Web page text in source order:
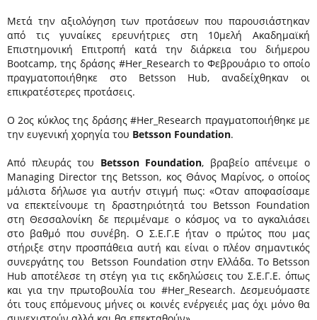
Μετά την αξιολόγηση των προτάσεων που παρουσιάστηκαν
από τις γυναίκες ερευνήτριες στη 10μελή Ακαδημαϊκή
Επιστημονική Επιτροπή κατά την διάρκεια του διήμερου
Bootcamp, της δράσης #Her_Research το Φεβρουάριο το οποίο
πραγματοποιήθηκε στο Betsson Hub, αναδείχθηκαν οι
επικρατέστερες προτάσεις.
Ο 2ος κύκλος της δράσης #Her_Research πραγματοποιήθηκε με
την ευγενική χορηγία του Betsson Foundation.
Από πλευράς του Betsson Foundation, βραβείο απένειμε o
Managing Director της Betsson, κος Θάνος Μαρίνος, ο οποίος
μάλιστα δήλωσε για αυτήν στιγμή πως: «Οταν αποφασίσαμε
να επεκτείνουμε τη δραστηριότητά του Betsson Foundation
στη Θεσσαλονίκη δε περιμέναμε ο κόσμος να το αγκαλιάσει
στο βαθμό που συνέβη. Ο Σ.Ε.Γ.Ε ήταν ο πρώτος που μας
στήριξε στην προσπάθεια αυτή και είναι ο πλέον σημαντικός
συνεργάτης του Betsson Foundation στην Ελλάδα. Το Betsson
Hub αποτέλεσε τη στέγη για τις εκδηλώσεις του Σ.Ε.Γ.Ε. όπως
και για την πρωτοβουλία του #Her_Research. Δεσμευόμαστε
ότι τους επόμενους μήνες οι κοινές ενέργειές μας όχι μόνο θα